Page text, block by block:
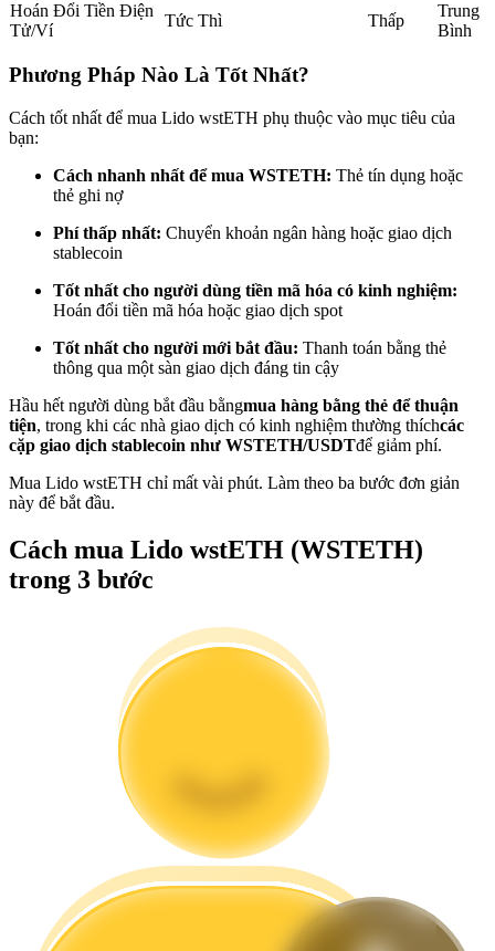
Trở thành Nhà giao dịch Sao chép
Tận hưởng chia sẻ lợi nhuận và hoa hồng giao dịch sao chép
Thông tin
Phân tích dữ liệu lớn bao gồm thông tin giao dịch, v.v.
Hướng dẫn
Hướng dẫn giao dịch Spot
Hoán Đổi Tiền Điện
Tử/Ví
Tức Thì Thấp
Trung
Bình
Phương Pháp Nào Là Tốt Nhất?
Cách tốt nhất để mua Lido wstETH phụ thuộc vào mục tiêu của
bạn:
Cách nhanh nhất để mua WSTETH: Thẻ tín dụng hoặc
thẻ ghi nợ
Phí thấp nhất: Chuyển khoản ngân hàng hoặc giao dịch
stablecoin
Tốt nhất cho người dùng tiền mã hóa có kinh nghiệm:
Hoán đổi tiền mã hóa hoặc giao dịch spot
Tốt nhất cho người mới bắt đầu: Thanh toán bằng thẻ
thông qua một sàn giao dịch đáng tin cậy
Hầu hết người dùng bắt đầu bằngmua hàng bằng thẻ để thuận
tiện, trong khi các nhà giao dịch có kinh nghiệm thường thíchcác
cặp giao dịch stablecoin như WSTETH/USDTđể giảm phí.
Mua Lido wstETH chỉ mất vài phút. Làm theo ba bước đơn giản
này để bắt đầu.
Cách mua Lido wstETH (WSTETH)
trong 3 bước